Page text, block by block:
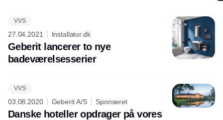
VVS
27.04.2021 Installator.dk
Geberit lancerer to nye
badeværelsesserier
VVS
03.08.2020 Geberit A/S Sponseret
Danske hoteller opdrager på vores